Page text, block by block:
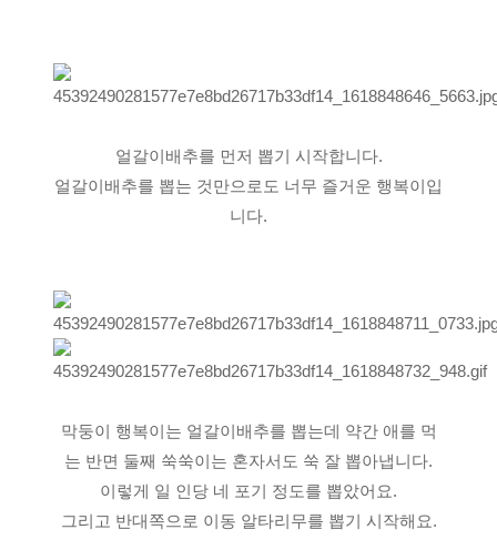
얼갈이배추를 먼저 뽑기 시작합니다.
얼갈이배추를 뽑는 것만으로도 너무 즐거운 행복이입
니다.
막둥이 행복이는 얼갈이배추를 뽑는데 약간 애를 먹
는 반면 둘째 쑥쑥이는 혼자서도 쑥 잘 뽑아냅니다.
이렇게 일 인당 네 포기 정도를 뽑았어요.
그리고 반대쪽으로 이동 알타리무를 뽑기 시작해요.